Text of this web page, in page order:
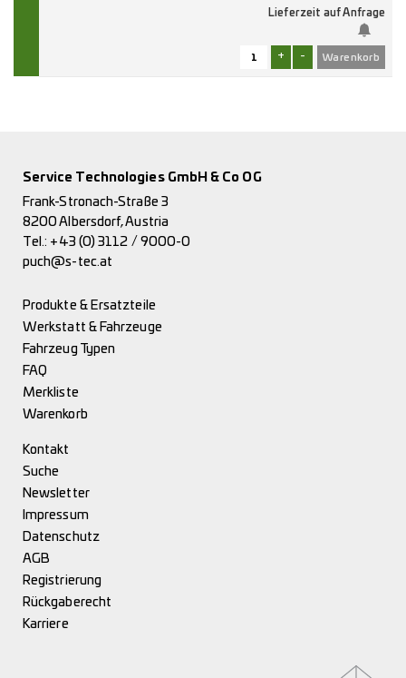
Lieferzeit auf Anfrage
+ -
Service Technologies GmbH & Co OG
Frank-Stronach-Straße 3
8200 Albersdorf, Austria
Tel.: +43 (0) 3112 / 9000-0
puch@s-tec.at
Produkte & Ersatzteile
Werkstatt & Fahrzeuge
Fahrzeug Typen
FAQ
Merkliste
Warenkorb
Kontakt
Suche
Newsletter
Impressum
Datenschutz
AGB
Registrierung
Rückgaberecht
Karriere